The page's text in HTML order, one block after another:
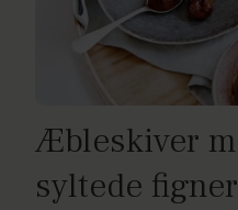
Æbleskiver
syltede figner